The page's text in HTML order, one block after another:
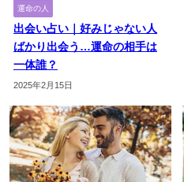
運命の人
出会い占い｜好みじゃない人
ばかり出会う…運命の相手は
一体誰？
2025年2月15日